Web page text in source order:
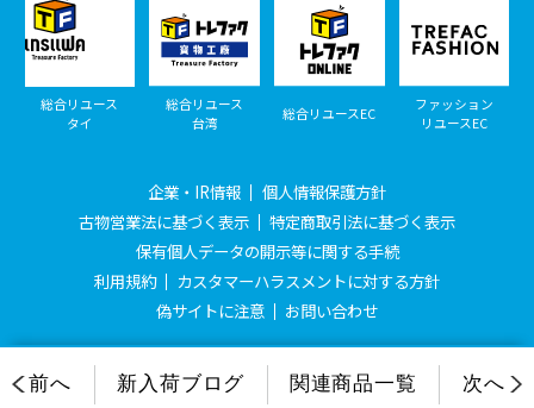
総合リユース
タイ
総合リユース
台湾
総合リユースEC
ファッション
リユースEC
企業・IR情報
個人情報保護方針
古物営業法に基づく表示
特定商取引法に基づく表示
保有個人データの開示等に関する手続
利用規約
カスタマーハラスメントに対する方針
偽サイトに注意
お問い合わせ
© Treasure Factory, All Rights Reserved.
前へ 新入荷ブログ 関連商品一覧 次へ